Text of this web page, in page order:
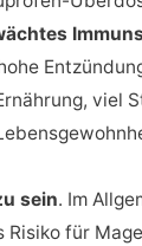
viel
sein. Im
Risiko für